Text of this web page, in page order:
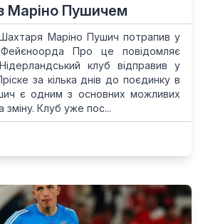
Маріно Пушичем
Маріно Пушич потрапив у
Фейєноорда Про це повідомляє
клуб відправив у
за кілька днів до поєдинку в
є одним з основних можливих
зміну. Клуб уже пос...